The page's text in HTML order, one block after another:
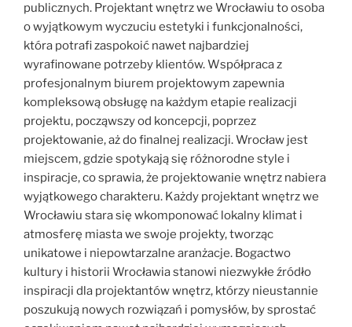
publicznych. Projektant wnętrz we Wrocławiu to osoba
o wyjątkowym wyczuciu estetyki i funkcjonalności,
która potrafi zaspokoić nawet najbardziej
wyrafinowane potrzeby klientów. Współpraca z
profesjonalnym biurem projektowym zapewnia
kompleksową obsługę na każdym etapie realizacji
projektu, począwszy od koncepcji, poprzez
projektowanie, aż do finalnej realizacji. Wrocław jest
miejscem, gdzie spotykają się różnorodne style i
inspiracje, co sprawia, że projektowanie wnętrz nabiera
wyjątkowego charakteru. Każdy projektant wnętrz we
Wrocławiu stara się wkomponować lokalny klimat i
atmosferę miasta we swoje projekty, tworząc
unikatowe i niepowtarzalne aranżacje. Bogactwo
kultury i historii Wrocławia stanowi niezwykłe źródło
inspiracji dla projektantów wnętrz, którzy nieustannie
poszukują nowych rozwiązań i pomysłów, by sprostać